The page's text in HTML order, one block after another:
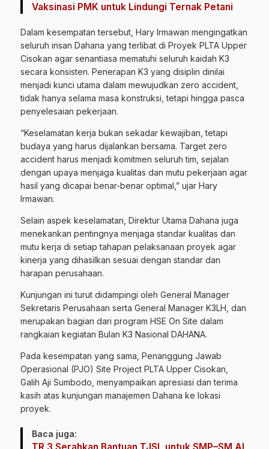
Vaksinasi PMK untuk Lindungi Ternak Petani
Dalam kesempatan tersebut, Hary Irmawan mengingatkan
seluruh insan Dahana yang terlibat di Proyek PLTA Upper
Cisokan agar senantiasa mematuhi seluruh kaidah K3
secara konsisten. Penerapan K3 yang disiplin dinilai
menjadi kunci utama dalam mewujudkan zero accident,
tidak hanya selama masa konstruksi, tetapi hingga pasca
penyelesaian pekerjaan.
“Keselamatan kerja bukan sekadar kewajiban, tetapi
budaya yang harus dijalankan bersama. Target zero
accident harus menjadi komitmen seluruh tim, sejalan
dengan upaya menjaga kualitas dan mutu pekerjaan agar
hasil yang dicapai benar-benar optimal,” ujar Hary
Irmawan.
Selain aspek keselamatan, Direktur Utama Dahana juga
menekankan pentingnya menjaga standar kualitas dan
mutu kerja di setiap tahapan pelaksanaan proyek agar
kinerja yang dihasilkan sesuai dengan standar dan
harapan perusahaan.
Kunjungan ini turut didampingi oleh General Manager
Sekretaris Perusahaan serta General Manager K3LH, dan
merupakan bagian dari program HSE On Site dalam
rangkaian kegiatan Bulan K3 Nasional DAHANA.
Pada kesempatan yang sama, Penanggung Jawab
Operasional (PJO) Site Project PLTA Upper Cisokan,
Galih Aji Sumbodo, menyampaikan apresiasi dan terima
kasih atas kunjungan manajemen Dahana ke lokasi
proyek.
Baca juga:
TR 3 Serahkan Bantuan TJSL untuk SMP–SM AL